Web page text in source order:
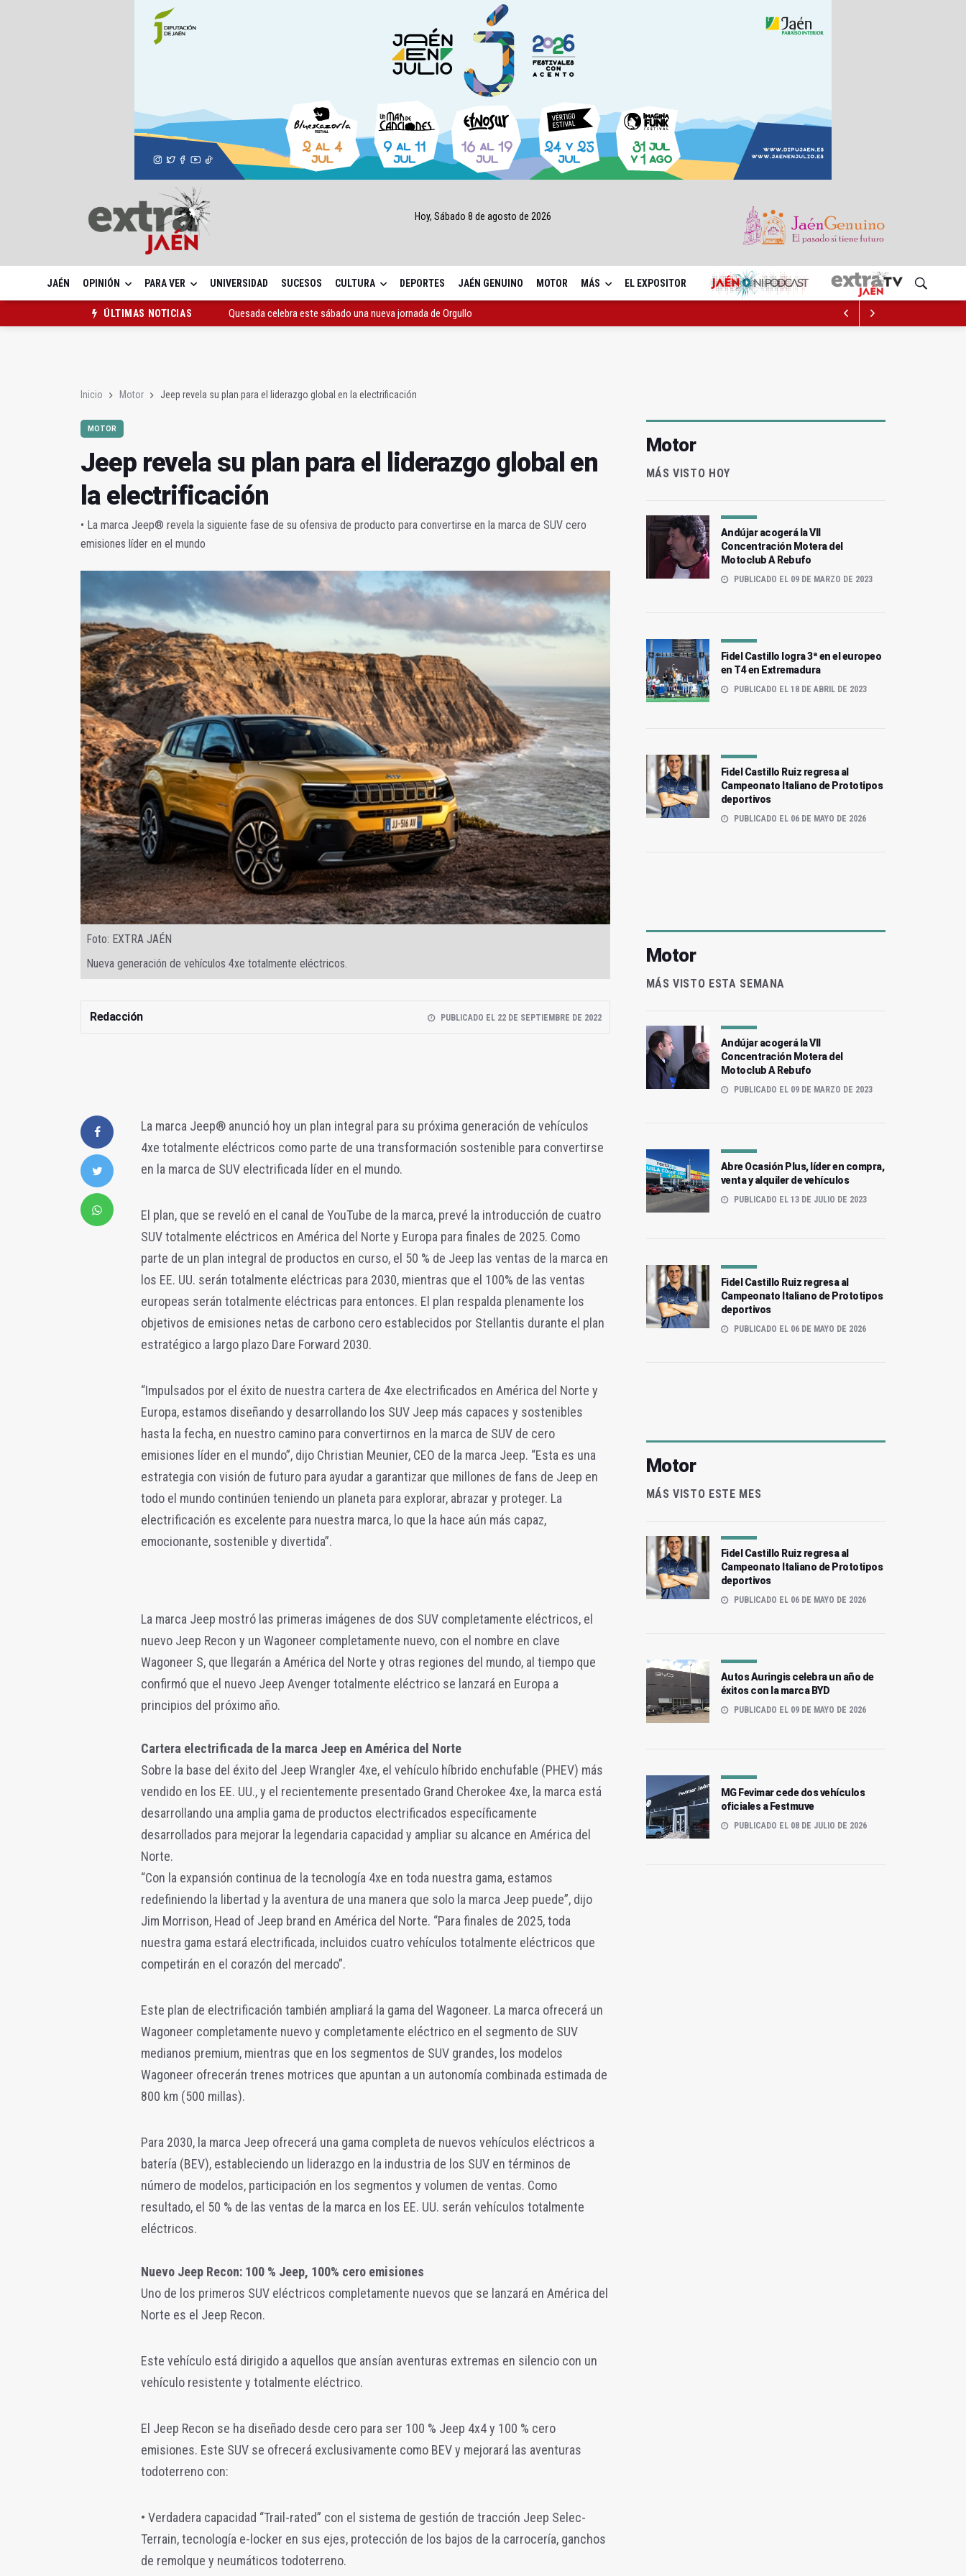
Hoy, Sábado 8 de agosto de 2026
JAÉN OPINIÓN PARA VER UNIVERSIDAD SUCESOS CULTURA DEPORTES JAÉN GENUINO MOTOR MÁS EL EXPOSITOR
ÚLTIMAS NOTICIAS
Quesada celebra este sábado una nueva jornada de Orgullo
Inicio Motor Jeep revela su plan para el liderazgo global en la electrificación
MOTOR
Jeep revela su plan para el liderazgo global en
la electrificación
• La marca Jeep® revela la siguiente fase de su ofensiva de producto para convertirse en la marca de SUV cero
emisiones líder en el mundo
Foto: EXTRA JAÉN
Nueva generación de vehículos 4xe totalmente eléctricos.
Redacción PUBLICADO EL 22 DE SEPTIEMBRE DE 2022
La marca Jeep® anunció hoy un plan integral para su próxima generación de vehículos
4xe totalmente eléctricos como parte de una transformación sostenible para convertirse
en la marca de SUV electrificada líder en el mundo.
El plan, que se reveló en el canal de YouTube de la marca, prevé la introducción de cuatro
SUV totalmente eléctricos en América del Norte y Europa para finales de 2025. Como
parte de un plan integral de productos en curso, el 50 % de Jeep las ventas de la marca en
los EE. UU. serán totalmente eléctricas para 2030, mientras que el 100% de las ventas
europeas serán totalmente eléctricas para entonces. El plan respalda plenamente los
objetivos de emisiones netas de carbono cero establecidos por Stellantis durante el plan
estratégico a largo plazo Dare Forward 2030.
“Impulsados por el éxito de nuestra cartera de 4xe electrificados en América del Norte y
Europa, estamos diseñando y desarrollando los SUV Jeep más capaces y sostenibles
hasta la fecha, en nuestro camino para convertirnos en la marca de SUV de cero
emisiones líder en el mundo”, dijo Christian Meunier, CEO de la marca Jeep. “Esta es una
estrategia con visión de futuro para ayudar a garantizar que millones de fans de Jeep en
todo el mundo continúen teniendo un planeta para explorar, abrazar y proteger. La
electrificación es excelente para nuestra marca, lo que la hace aún más capaz,
emocionante, sostenible y divertida”.
La marca Jeep mostró las primeras imágenes de dos SUV completamente eléctricos, el
nuevo Jeep Recon y un Wagoneer completamente nuevo, con el nombre en clave
Wagoneer S, que llegarán a América del Norte y otras regiones del mundo, al tiempo que
confirmó que el nuevo Jeep Avenger totalmente eléctrico se lanzará en Europa a
principios del próximo año.
Cartera electrificada de la marca Jeep en América del Norte
Sobre la base del éxito del Jeep Wrangler 4xe, el vehículo híbrido enchufable (PHEV) más
vendido en los EE. UU., y el recientemente presentado Grand Cherokee 4xe, la marca está
desarrollando una amplia gama de productos electrificados específicamente
desarrollados para mejorar la legendaria capacidad y ampliar su alcance en América del
Norte.
“Con la expansión continua de la tecnología 4xe en toda nuestra gama, estamos
redefiniendo la libertad y la aventura de una manera que solo la marca Jeep puede”, dijo
Jim Morrison, Head of Jeep brand en América del Norte. “Para finales de 2025, toda
nuestra gama estará electrificada, incluidos cuatro vehículos totalmente eléctricos que
competirán en el corazón del mercado”.
Este plan de electrificación también ampliará la gama del Wagoneer. La marca ofrecerá un
Wagoneer completamente nuevo y completamente eléctrico en el segmento de SUV
medianos premium, mientras que en los segmentos de SUV grandes, los modelos
Wagoneer ofrecerán trenes motrices que apuntan a un autonomía combinada estimada de
800 km (500 millas).
Para 2030, la marca Jeep ofrecerá una gama completa de nuevos vehículos eléctricos a
batería (BEV), estableciendo un liderazgo en la industria de los SUV en términos de
número de modelos, participación en los segmentos y volumen de ventas. Como
resultado, el 50 % de las ventas de la marca en los EE. UU. serán vehículos totalmente
eléctricos.
Nuevo Jeep Recon: 100 % Jeep, 100% cero emisiones
Uno de los primeros SUV eléctricos completamente nuevos que se lanzará en América del
Norte es el Jeep Recon.
Este vehículo está dirigido a aquellos que ansían aventuras extremas en silencio con un
vehículo resistente y totalmente eléctrico.
El Jeep Recon se ha diseñado desde cero para ser 100 % Jeep 4x4 y 100 % cero
emisiones. Este SUV se ofrecerá exclusivamente como BEV y mejorará las aventuras
todoterreno con:
• Verdadera capacidad “Trail-rated” con el sistema de gestión de tracción Jeep Selec-
Terrain, tecnología e-locker en sus ejes, protección de los bajos de la carrocería, ganchos
de remolque y neumáticos todoterreno.
Motor
MÁS VISTO HOY
Andújar acogerá la VII
Concentración Motera del
Motoclub A Rebufo
PUBLICADO EL 09 DE MARZO DE 2023
Fidel Castillo logra 3ª en el europeo
en T4 en Extremadura
PUBLICADO EL 18 DE ABRIL DE 2023
Fidel Castillo Ruiz regresa al
Campeonato Italiano de Prototipos
deportivos
PUBLICADO EL 06 DE MAYO DE 2026
Motor
MÁS VISTO ESTA SEMANA
Andújar acogerá la VII
Concentración Motera del
Motoclub A Rebufo
PUBLICADO EL 09 DE MARZO DE 2023
Abre Ocasión Plus, líder en compra,
venta y alquiler de vehículos
PUBLICADO EL 13 DE JULIO DE 2023
Fidel Castillo Ruiz regresa al
Campeonato Italiano de Prototipos
deportivos
PUBLICADO EL 06 DE MAYO DE 2026
Motor
MÁS VISTO ESTE MES
Fidel Castillo Ruiz regresa al
Campeonato Italiano de Prototipos
deportivos
PUBLICADO EL 06 DE MAYO DE 2026
Autos Auringis celebra un año de
éxitos con la marca BYD
PUBLICADO EL 09 DE MAYO DE 2026
MG Fevimar cede dos vehículos
oficiales a Festmuve
PUBLICADO EL 08 DE JULIO DE 2026